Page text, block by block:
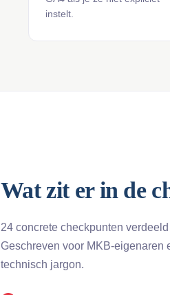
instelt.
Wat zit er in de
24 concrete checkpunten
Geschreven voor MKB-eigenaren
technisch jargon.